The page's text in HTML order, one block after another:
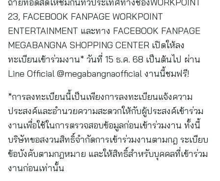
23, FACEBOOK FANPAGE WORKPOINT
ENTERTAINMENT และทาง FACEBOOK FANPAGE
MEGABANGNA SHOPPING CENTER เปิดให้ลง
ทะเบียนเข้าร่วมงาน* วันที่ 15 ธ.ค. 68 เป็นต้นไป ผ่าน
Line Official @megabangnaofficial งานนี้ชมฟรี!
*การลงทะเบียนนี้เป็นเพียงการลงทะเบียนแจ้งความ
ประสงค์และอำนวยความสะดวกให้กับผู้ประสงค์เข้าร่วม
งานเพื่อใช้ในการตรวจสอบข้อมูลก่อนเข้าร่วมงาน ทั้งนี้
บริษัทขอสงวนสิทธิ์จำกัดการเข้าร่วมงานตามกฎ ระเบียบ
ข้อบังคับตามกฎหมาย และให้สิทธิ์สำหรับบุคคลที่เข้าร่วม
งานก่อนเท่านั้น